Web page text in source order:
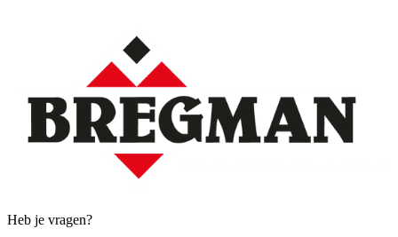
Heb je vragen?